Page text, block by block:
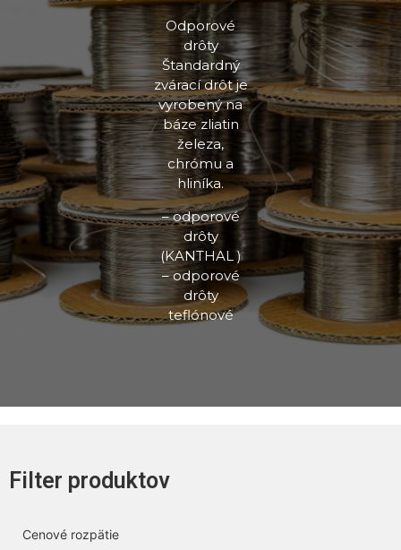
Odporové
drôty
Štandardný
zvárací drôt je
vyrobený na
báze zliatin
železa,
chrómu a
hliníka.
– odporové
drôty
(KANTHAL )
– odporové
drôty
teflónové
Filter produktov
Cenové rozpätie